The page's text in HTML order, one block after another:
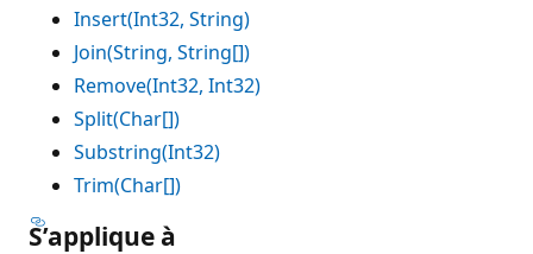
Insert(Int32, String)
Join(String, String[])
Remove(Int32, Int32)
Split(Char[])
Substring(Int32)
Trim(Char[])
S’applique à